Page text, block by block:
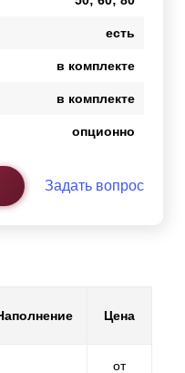
есть
в комплекте
в комплекте
опционно
Задать вопрос
Цена
от